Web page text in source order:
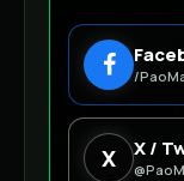
/
X X /